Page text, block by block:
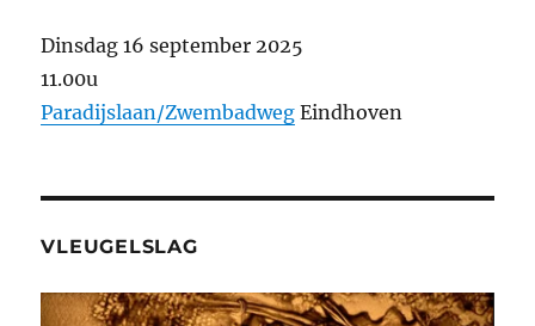
Dinsdag 16 september 2025
11.00u
Paradijslaan/Zwembadweg Eindhoven
VLEUGELSLAG
Videospeler